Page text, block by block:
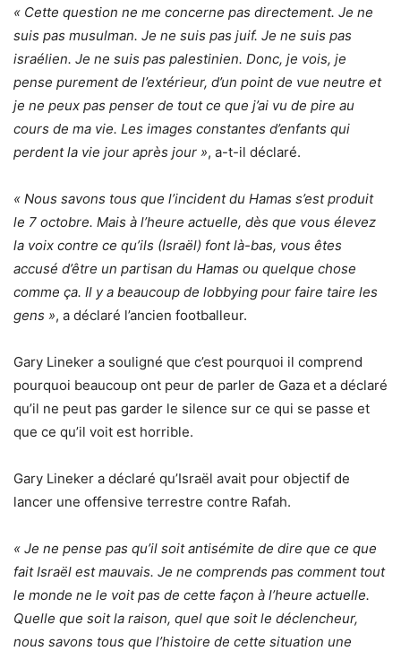
« Cette question ne me concerne pas directement. Je ne
suis pas musulman. Je ne suis pas juif. Je ne suis pas
israélien. Je ne suis pas palestinien. Donc, je vois, je
pense purement de l’extérieur, d’un point de vue neutre et
je ne peux pas penser de tout ce que j’ai vu de pire au
cours de ma vie. Les images constantes d’enfants qui
perdent la vie jour après jour », a-t-il déclaré.
« Nous savons tous que l’incident du Hamas s’est produit
le 7 octobre. Mais à l’heure actuelle, dès que vous élevez
la voix contre ce qu’ils (Israël) font là-bas, vous êtes
accusé d’être un partisan du Hamas ou quelque chose
comme ça. Il y a beaucoup de lobbying pour faire taire les
gens », a déclaré l’ancien footballeur.
Gary Lineker a souligné que c’est pourquoi il comprend
pourquoi beaucoup ont peur de parler de Gaza et a déclaré
qu’il ne peut pas garder le silence sur ce qui se passe et
que ce qu’il voit est horrible.
Gary Lineker a déclaré qu’Israël avait pour objectif de
lancer une offensive terrestre contre Rafah.
« Je ne pense pas qu’il soit antisémite de dire que ce que
fait Israël est mauvais. Je ne comprends pas comment tout
le monde ne le voit pas de cette façon à l’heure actuelle.
Quelle que soit la raison, quel que soit le déclencheur,
nous savons tous que l’histoire de cette situation une